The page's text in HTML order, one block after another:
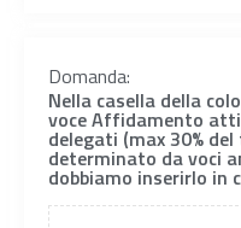
Domanda:
Nella casella della
voce Affidamento
delegati (max 30%
determinato da voci
dobbiamo inserirlo in